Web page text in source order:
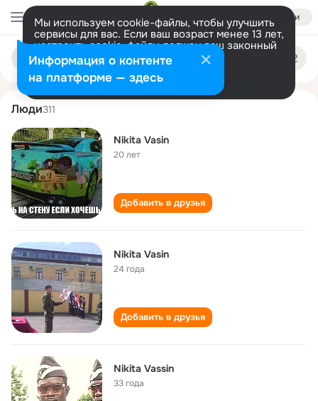
Войти
Мы используем cookie-файлы, чтобы улучшить
сервисы для вас. Если ваш возраст менее 13 лет,
настроить cookie-файлы должен ваш законный
представитель. Больше информации
Разрешить все Настроить
Поиск
людям
nikita vasin
Люди311
Nikita Vasin
20 лет
Добавить в друзья
Nikita Vasin
24 года
Добавить в друзья
Nikita Vassin
33 года
Информация о контенте
на платформе — здесь